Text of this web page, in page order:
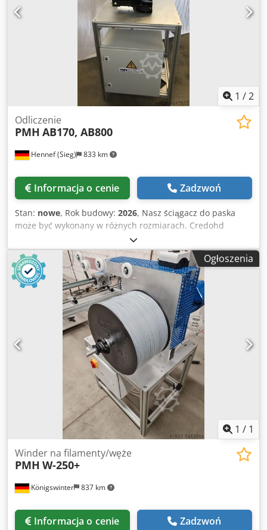
1 /2
Hennef (Sieg) 833 km
Odliczenie
PMH AB170, AB800
Informacja o cenie Zadzwoń
Stan: nowe, Rok budowy: 2026, Nasz ściągacz do paska
może być wykonany w różnych rozmiarach. Credohd
Ndxopfx Ad Sjf 40-80 m/min Długość styku 170 mm do 800
mm WYPRODUKOWANO W NIEMCZECH
Ogłoszenia
1 / 1
Königswinter 837 km
Winder na filamenty/węże
PMH W-250+
Informacja o cenie Zadzwoń